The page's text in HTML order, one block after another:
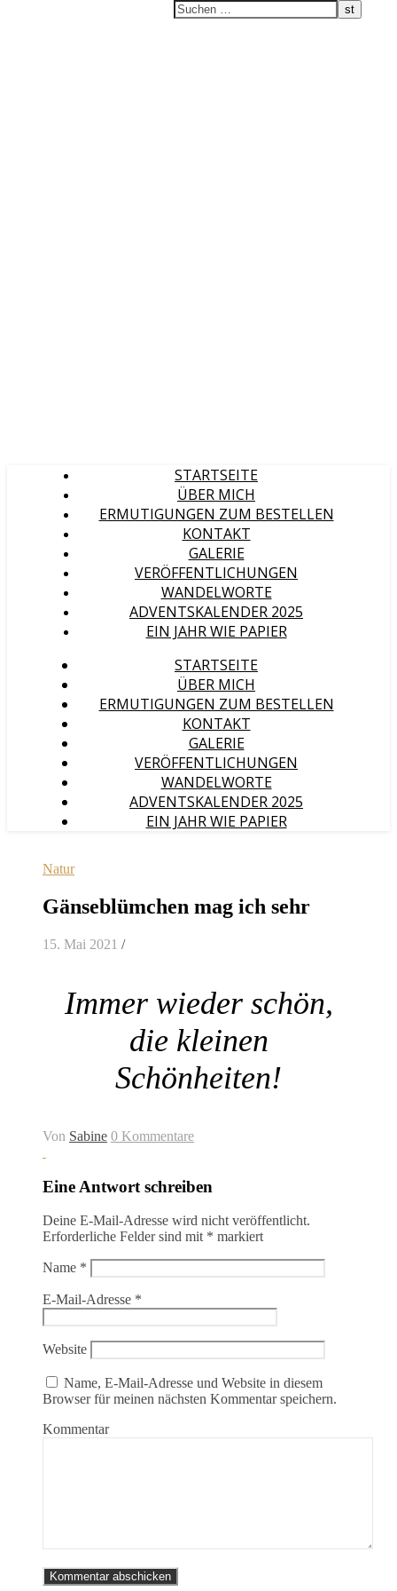
STARTSEITE
ÜBER MICH
ERMUTIGUNGEN ZUM BESTELLEN
KONTAKT
GALERIE
VERÖFFENTLICHUNGEN
WANDELWORTE
ADVENTSKALENDER 2025
EIN JAHR WIE PAPIER
STARTSEITE
ÜBER MICH
ERMUTIGUNGEN ZUM BESTELLEN
KONTAKT
GALERIE
VERÖFFENTLICHUNGEN
WANDELWORTE
ADVENTSKALENDER 2025
EIN JAHR WIE PAPIER
Natur
Gänseblümchen mag ich sehr
15. Mai 2021 /
Immer wieder schön,
die kleinen
Schönheiten!
Von Sabine 0 Kommentare
Eine Antwort schreiben
Deine E-Mail-Adresse wird nicht veröffentlicht.
Erforderliche Felder sind mit * markiert
Name *
E-Mail-Adresse *
Website
Name, E-Mail-Adresse und Website in diesem
Browser für meinen nächsten Kommentar speichern.
Kommentar